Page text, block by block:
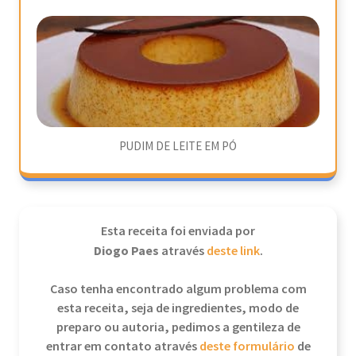
PUDIM DE LEITE EM PÓ
Esta receita foi enviada por
Diogo Paes atravésdeste link.
Caso tenha encontrado algum problema com
esta receita, seja de ingredientes, modo de
preparo ou autoria, pedimos a gentileza de
entrar em contato atravésdeste formulário de